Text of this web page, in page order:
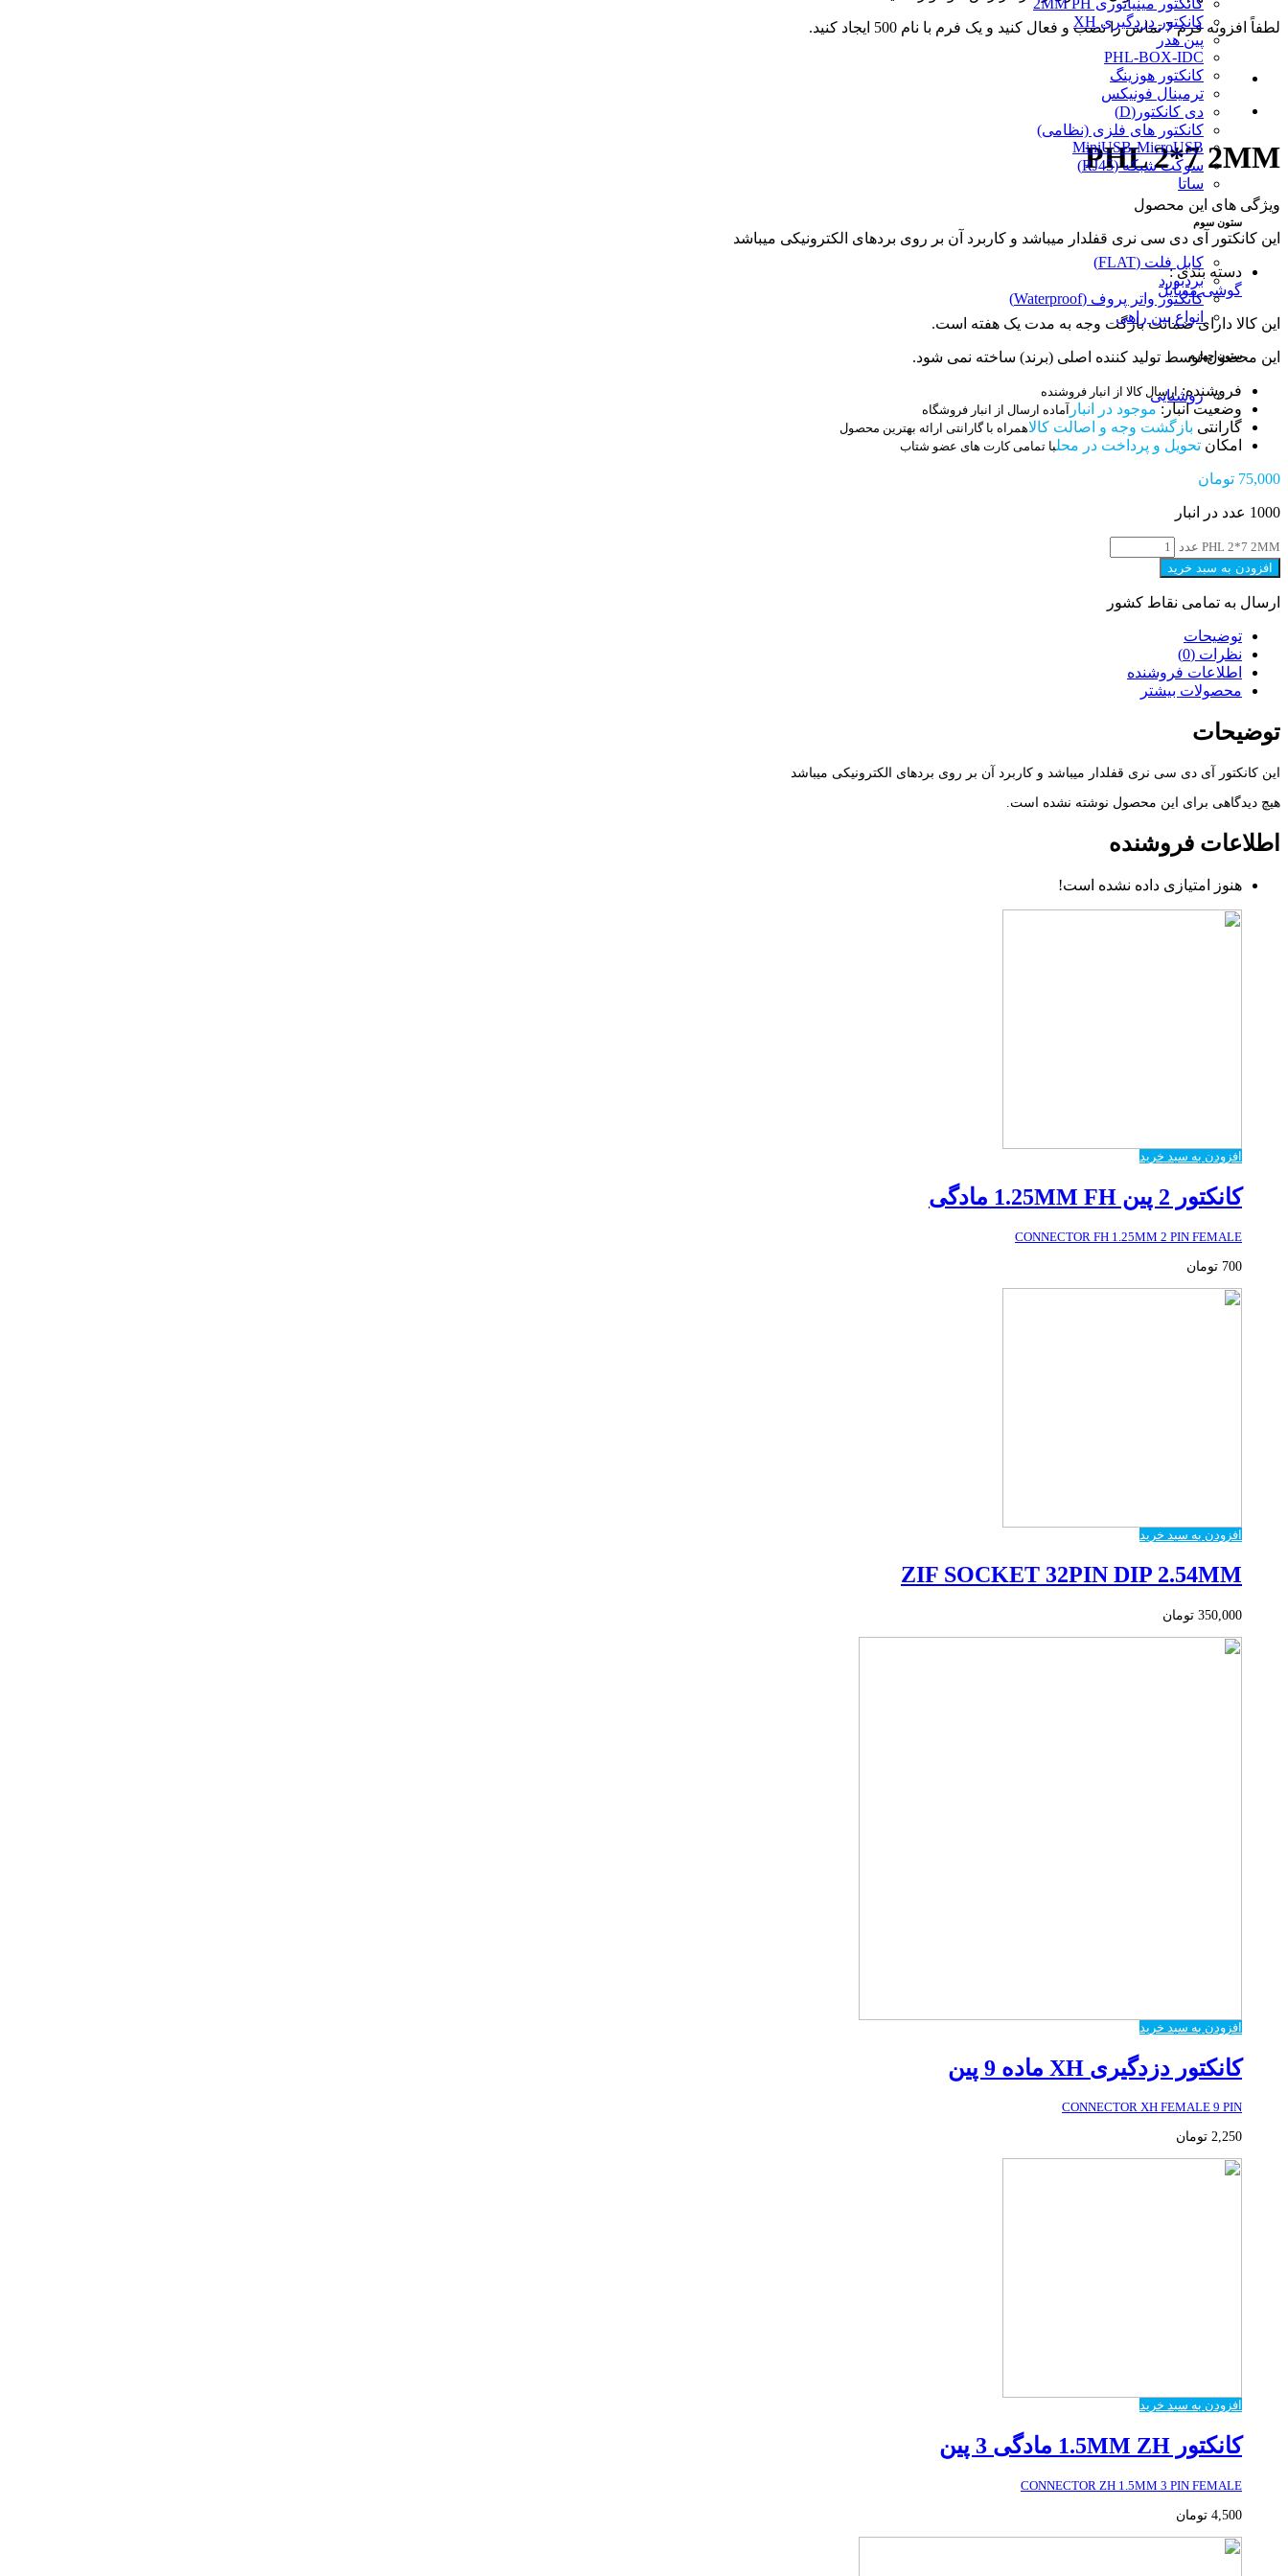
کانکتور دزدگیری XH
پین هدر
PHL-BOX-IDC
کانکتور هوزینگ
ترمینال فونیکس
دی کانکتور(D)
کانکتور های فلزی (نظامی)
MiniUSB-MicroUSB
سوکت شبکه (RJ45)
ساتا
ستون سوم
کابل فلت (FLAT)
بردبورد
کانکتور واتر پروف (Waterproof)
انواع بین راهی
ستون چهارم
روشنایی
لطفاً افزونه فرم 7 تماس را نصب و فعال کنید و یک فرم با نام 500 ایجاد کنید.
PHL 2*7 2MM
ویژگی های این محصول
این کانکتور آی دی سی نری قفلدار میباشد و کاربرد آن بر روی بردهای الکترونیکی میباشد
دسته بندی :
گوشی موبایل
این کالا دارای ضمانت بازگت وجه به مدت یک هفته است.
این محصول توسط تولید کننده اصلی (برند) ساخته نمی شود.
فروشنده: ارسال کالا از انبار فروشنده
وضعیت انبار: موجود در انبار آماده ارسال از انبار فروشگاه
گارانتی بازگشت وجه و اصالت کالاهمراه با گارانتی ارائه بهترین محصول
امکان تحویل و پرداخت در محلبا تمامی کارت های عضو شتاب
75,000 تومان
1000 عدد در انبار
PHL 2*7 2MM عدد
افزودن به سبد خرید
ارسال به تمامی نقاط کشور
توضیحات
نظرات (0)
اطلاعات فروشنده
محصولات بیشتر
توضیحات
این کانکتور آی دی سی نری قفلدار میباشد و کاربرد آن بر روی بردهای الکترونیکی میباشد
هیچ دیدگاهی برای این محصول نوشته نشده است.
اطلاعات فروشنده
هنوز امتیازی داده نشده است!
افزودن به سبد خرید
کانکتور 2 پین 1.25MM FH مادگی
CONNECTOR FH 1.25MM 2 PIN FEMALE
700 تومان
افزودن به سبد خرید
ZIF SOCKET 32PIN DIP 2.54MM
350,000 تومان
افزودن به سبد خرید
کانکتور دزدگیری XH ماده 9 پین
CONNECTOR XH FEMALE 9 PIN
2,250 تومان
افزودن به سبد خرید
کانکتور 1.5MM ZH مادگی 3 پین
CONNECTOR ZH 1.5MM 3 PIN FEMALE
4,500 تومان